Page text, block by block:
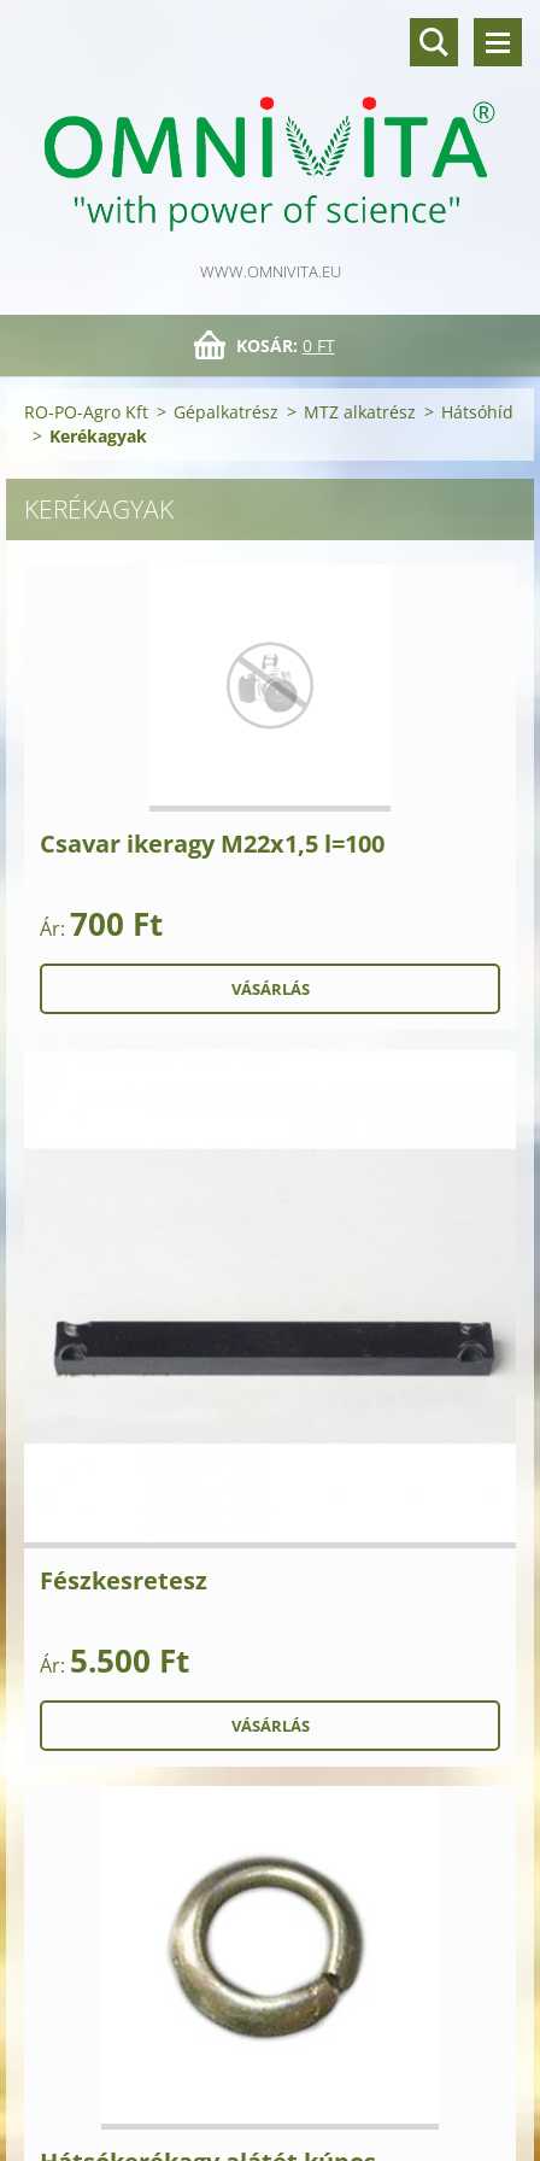
WWW.OMNIVITA.EU
KOSÁR: 0 FT
RO-PO-Agro Kft > Gépalkatrész > MTZ alkatrész > Hátsóhíd
> Kerékagyak
KERÉKAGYAK
Csavar ikeragy M22x1,5 l=100
Ár: 700 Ft
Fészkesretesz
Ár: 5.500 Ft